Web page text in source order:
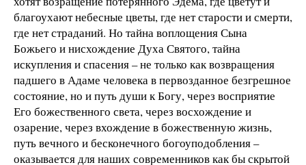
благоухают небесные цветы, где нет старости и смерти,
где нет страданий. Но тайна воплощения Сына
Божьего и нисхождение Духа Святого, тайна
искупления и спасения – не только как возвращения
падшего в Адаме человека в первозданное безгрешное
состояние, но и путь души к Богу, через восприятие
Его божественного света, через восхождение и
озарение, через вхождение в божественную жизнь,
путь вечного и бесконечного богоуподобления –
оказывается для наших современников как бы скрытой